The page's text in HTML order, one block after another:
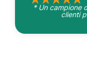
* Un campione
clienti